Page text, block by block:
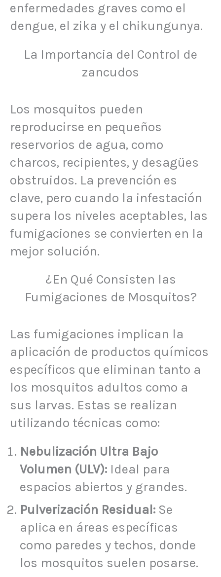
enfermedades graves como el
dengue, el zika y el chikungunya.
La Importancia del Control de
zancudos
Los mosquitos pueden
reproducirse en pequeños
reservorios de agua, como
charcos, recipientes, y desagües
obstruidos. La prevención es
clave, pero cuando la infestación
supera los niveles aceptables, las
fumigaciones se convierten en la
mejor solución.
¿En Qué Consisten las
Fumigaciones de Mosquitos?
Las fumigaciones implican la
aplicación de productos químicos
específicos que eliminan tanto a
los mosquitos adultos como a
sus larvas. Estas se realizan
utilizando técnicas como:
Nebulización Ultra Bajo
Volumen (ULV): Ideal para
espacios abiertos y grandes.
Pulverización Residual: Se
aplica en áreas específicas
como paredes y techos, donde
los mosquitos suelen posarse.